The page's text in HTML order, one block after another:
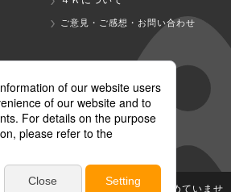
ご意見・ご感想・お問い合わせ
テレ朝チャンネル
有する放送番組等の無断利用は認めていませ